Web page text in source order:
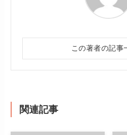
この著者の記事
関連記事